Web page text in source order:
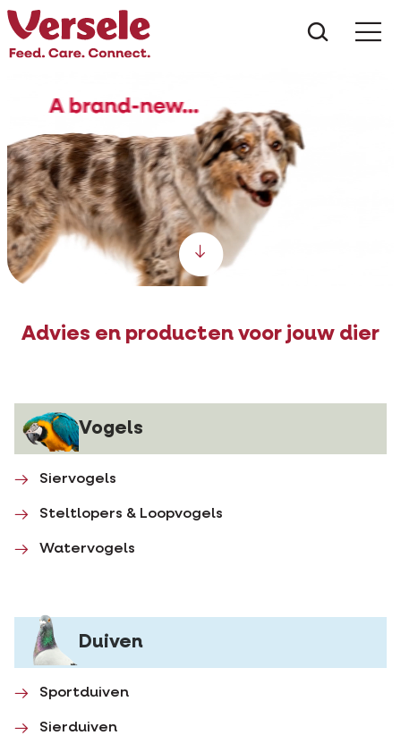
Scroll down
Advies en producten voor jouw dier
Vogels
Siervogels
Steltlopers & Loopvogels
Watervogels
Duiven
Sportduiven
Sierduiven